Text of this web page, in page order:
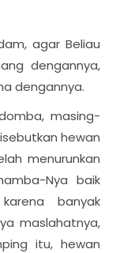
agar Beliau
dengannya,
dengannya.
masing-
hewan
menurunkan
Nya baik
banyak
maslahatnya,
itu, hewan